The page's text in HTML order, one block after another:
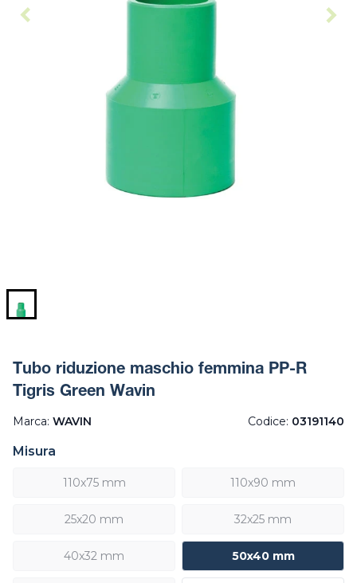
Tubo riduzione maschio femmina PP-R
Tigris Green Wavin
Marca: WAVIN Codice: 03191140
Misura
110x75 mm 110x90 mm
25x20 mm 32x25 mm
40x32 mm 50x40 mm